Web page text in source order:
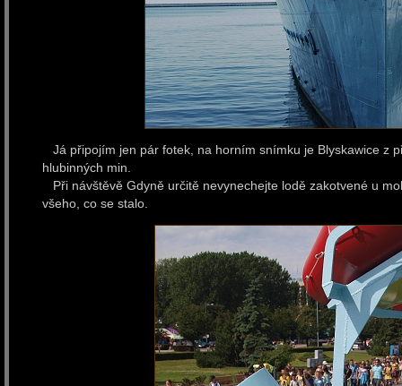
Já připojím jen pár fotek, na horním snímku je Blyskawice z
hlubinných min.
Při návštěvě Gdyně určitě nevynechejte lodě zakotvené u
všeho, co se stalo.